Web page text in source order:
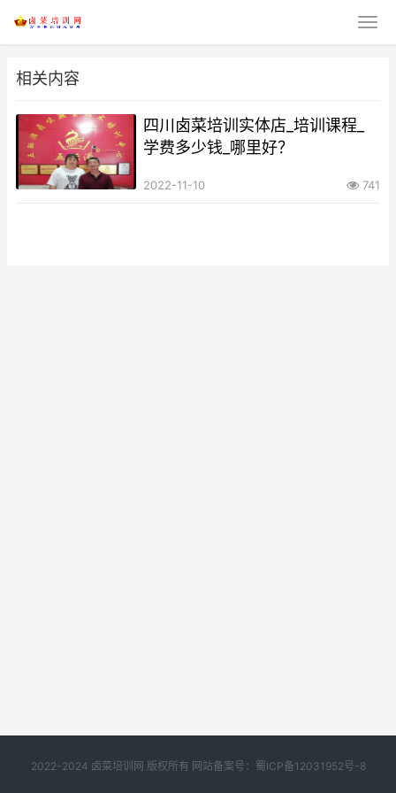
相关内容
四川卤菜培训实体店_培训课程_
学费多少钱_哪里好？
2022-11-10 741
2022-2024 卤菜培训网 版权所有 网站备案号： 蜀ICP备12031952号-8